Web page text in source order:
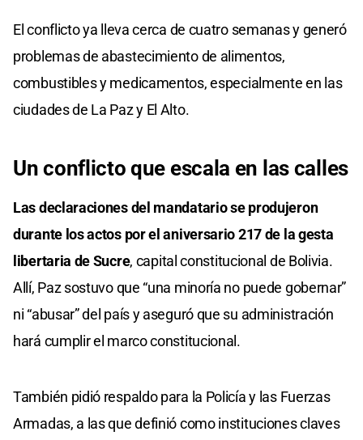
El conflicto ya lleva cerca de cuatro semanas y generó
problemas de abastecimiento de alimentos,
combustibles y medicamentos, especialmente en las
ciudades de La Paz y El Alto.
Un conflicto que escala en las calles
Las declaraciones del mandatario se produjeron
durante los actos por el aniversario 217 de la gesta
libertaria de Sucre, capital constitucional de Bolivia.
Allí, Paz sostuvo que “una minoría no puede gobernar”
ni “abusar” del país y aseguró que su administración
hará cumplir el marco constitucional.
También pidió respaldo para la Policía y las Fuerzas
Armadas, a las que definió como instituciones claves